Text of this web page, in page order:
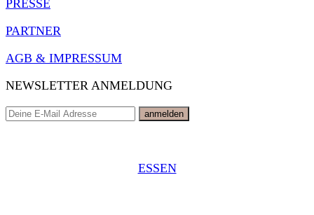
PRESSE
PARTNER
AGB & IMPRESSUM
NEWSLETTER ANMELDUNG
ESSEN